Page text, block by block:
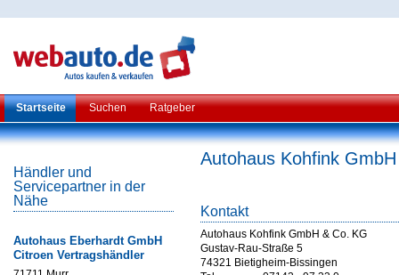
Startseite Suchen Ratgeber
Händler und
Servicepartner in der
Nähe
Autohaus Eberhardt GmbH
Citroen Vertragshändler
Autohaus Kohfink
Kontakt
Autohaus Kohfink GmbH & Co. KG
Gustav-Rau-Straße 5
74321 Bietigheim-Bissingen